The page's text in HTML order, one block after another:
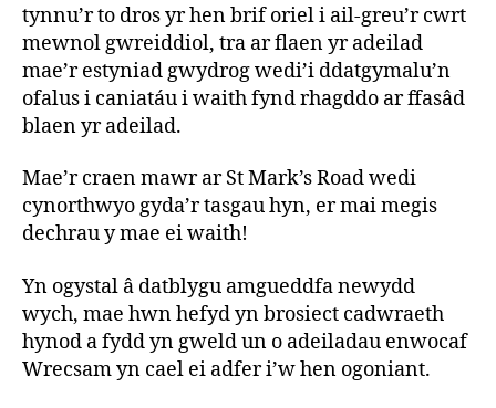
tynnu’r to dros yr hen brif oriel i ail-greu’r cwrt
mewnol gwreiddiol, tra ar flaen yr adeilad
mae’r estyniad gwydrog wedi’i ddatgymalu’n
ofalus i caniatáu i waith fynd rhagddo ar ffasâd
blaen yr adeilad.
Mae’r craen mawr ar St Mark’s Road wedi
cynorthwyo gyda’r tasgau hyn, er mai megis
dechrau y mae ei waith!
Yn ogystal â datblygu amgueddfa newydd
wych, mae hwn hefyd yn brosiect cadwraeth
hynod a fydd yn gweld un o adeiladau enwocaf
Wrecsam yn cael ei adfer i’w hen ogoniant.